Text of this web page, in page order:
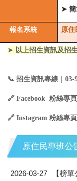
➤
報名系統 原
➤ 以上招生資訊及招
📞 招生資訊專線｜03-
🔗 Facebook 粉絲專頁
🔗 Instagram 粉絲專頁
原住民專班公
2026-03-27 【榜單